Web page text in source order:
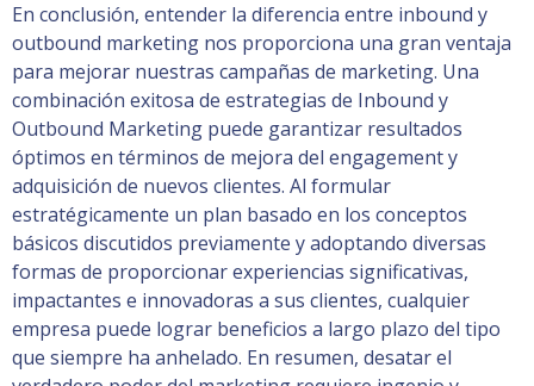
En conclusión, entender la diferencia entre inbound y
outbound marketing nos proporciona una gran ventaja
para mejorar nuestras campañas de marketing. Una
combinación exitosa de estrategias de Inbound y
Outbound Marketing puede garantizar resultados
óptimos en términos de mejora del engagement y
adquisición de nuevos clientes. Al formular
estratégicamente un plan basado en los conceptos
básicos discutidos previamente y adoptando diversas
formas de proporcionar experiencias significativas,
impactantes e innovadoras a sus clientes, cualquier
empresa puede lograr beneficios a largo plazo del tipo
que siempre ha anhelado. En resumen, desatar el